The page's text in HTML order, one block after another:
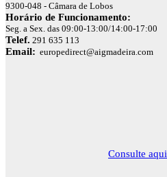
9300-048 - Câmara de Lobos
Horário de Funcionamento:
Seg. a Sex. das 09:00-13:00/14:00-17:00
Telef. 291 635 113
Email: europedirect@aigmadeira.com
Consulte